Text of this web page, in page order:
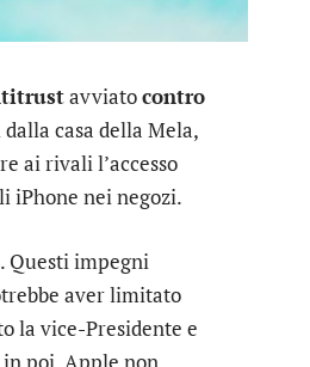
avviatocontro
casa della Mela,
ai rivali l’accesso
iPhone nei negozi.
Questi impegni
aver limitato
la vice-Presidente e